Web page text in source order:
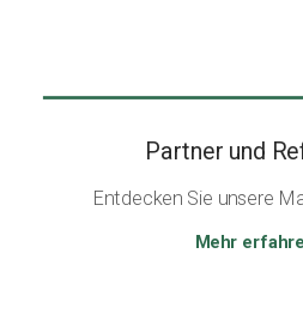
Partner und
Entdecken Sie unsere
Mehr